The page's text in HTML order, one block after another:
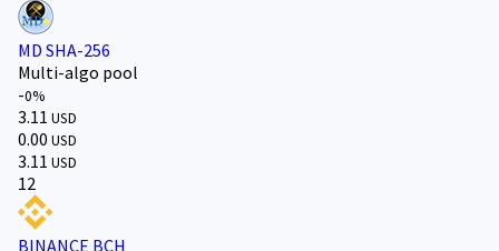
MD SHA-256
Multi-algo pool
-0%
3.11 USD
0.00 USD
3.11 USD
12
BINANCE BCH